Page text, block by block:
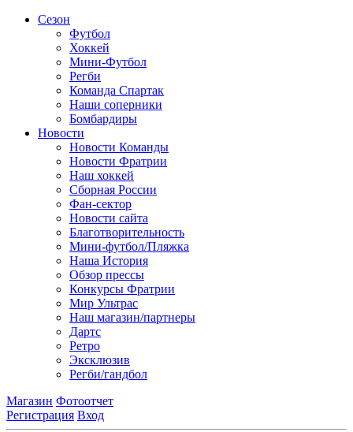
Сезон
Футбол
Хоккей
Мини-Футбол
Регби
Команда Спартак
Наши соперники
Бомбардиры
Новости
Новости Команды
Новости Фратрии
Наш хоккей
Сборная России
Фан-cектор
Новости сайта
Благотворительность
Мини-футбол/Пляжка
Наша История
Обзор прессы
Конкурсы Фратрии
Мир Ультрас
Наш магазин/партнеры
Дартс
Ретро
Эксклюзив
Регби/гандбол
Магазин Фотоотчет
Регистрация Вход